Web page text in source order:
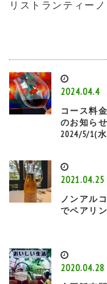
リストランティー
2024.04.4
コース料
のお知らせ
2024/5/1(
2021.04.25
ノンアル
でペアリ
2020.04.28